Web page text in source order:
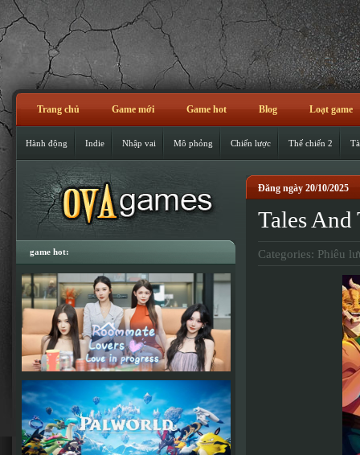
Trang chủ Game mới Game hot Blog Loạt game
Hành động Indie Nhập vai Mô phỏng Chiến lược Thế chiến 2
Đăng ngày 20/10/2025
Tales And
Categories: Phiêu
game hot: